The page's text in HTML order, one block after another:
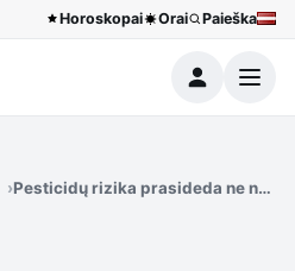
Horoskopai Orai Paieška
Meniu
Pesticidų rizika prasideda ne nuo